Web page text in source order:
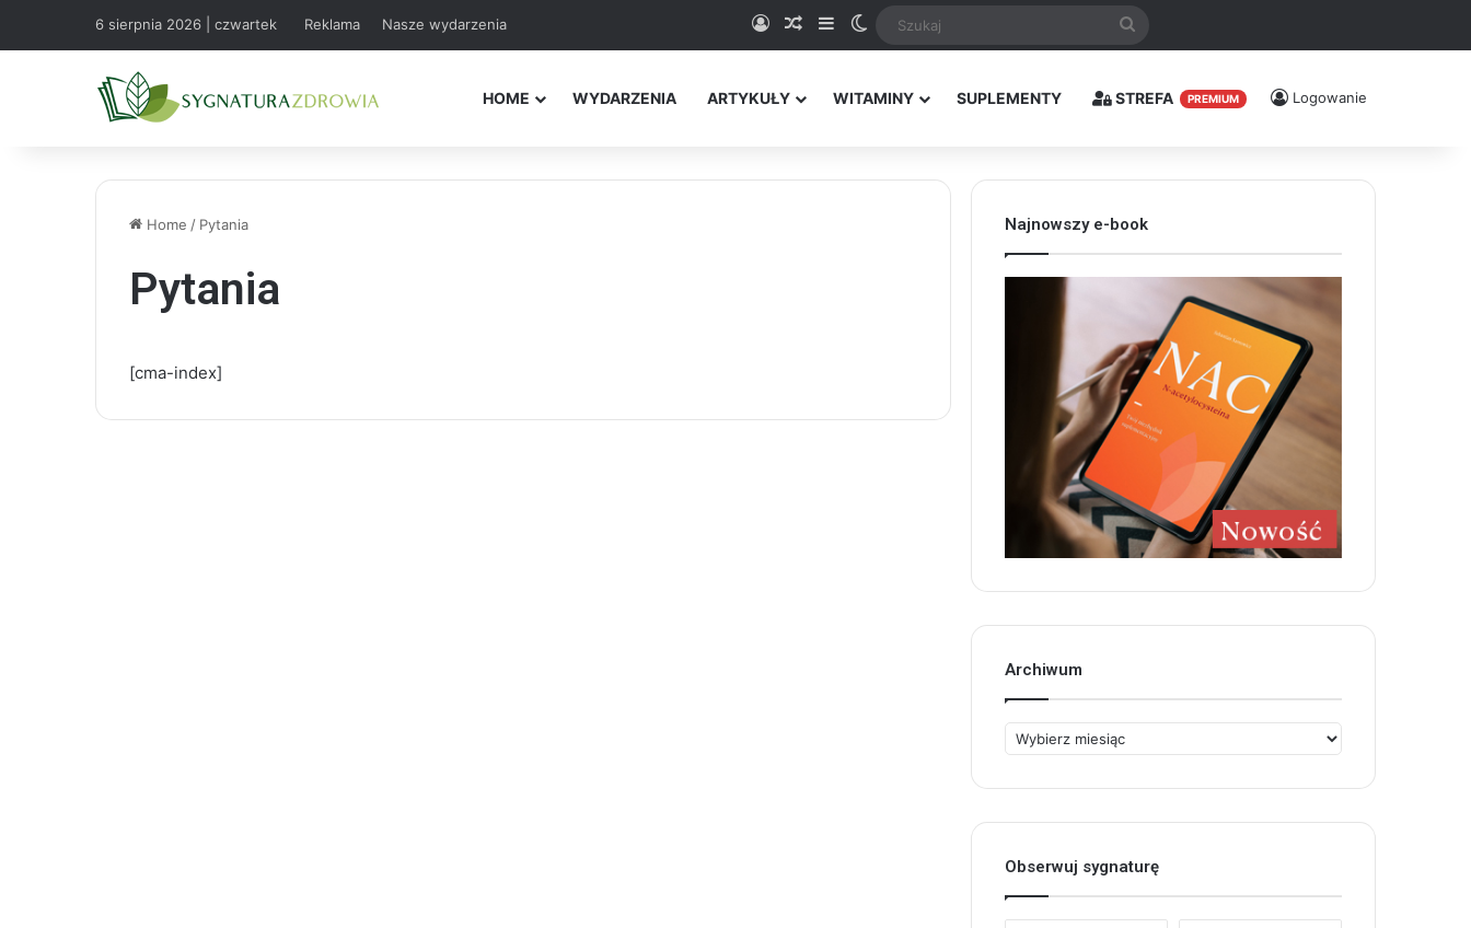
6 sierpnia 2026 | czwartek Reklama Nasze wydarzenia Logowanie
Random Article
SidebarSwitch skin
HOME WYDARZENIA ARTYKUŁY WITAMINY SUPLEMENTY STREFA PREMIUM Logowanie
Home / Pytania
Pytania
[cma-index]
Najnowszy e-book
Archiwum
Archiwum
Obserwuj sygnaturę